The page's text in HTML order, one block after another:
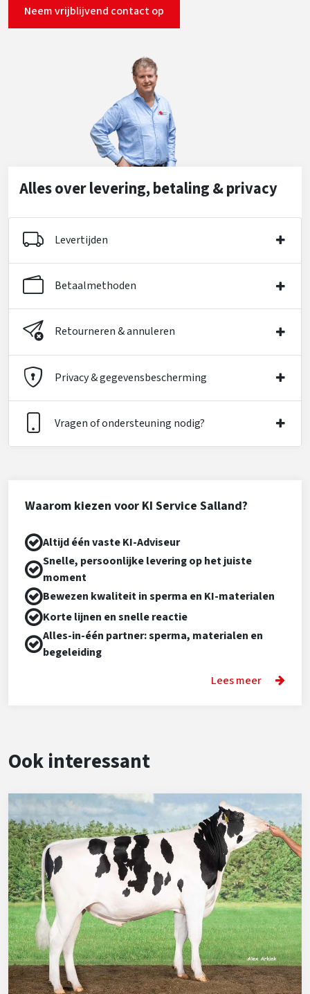
Neem vrijblijvend contact op
Alles over levering, betaling & privacy
Levertijden
Betaalmethoden
Retourneren & annuleren
Privacy & gegevensbescherming
Vragen of ondersteuning nodig?
Waarom kiezen voor KI Service Salland?
Altijd één vaste KI-Adviseur
Snelle, persoonlijke levering op het juiste
moment
Bewezen kwaliteit in sperma en KI-materialen
Korte lijnen en snelle reactie
Alles-in-één partner: sperma, materialen en
begeleiding
Lees meer
Ook interessant